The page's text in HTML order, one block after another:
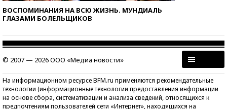
ВОСПОМИНАНИЯ НА ВСЮ ЖИЗНЬ. МУНДИАЛЬ
ГЛАЗАМИ БОЛЕЛЬЩИКОВ
© 2007 — 2026 ООО «Медиа новости»
На информационном ресурсе BFM.ru применяются рекомендательные
технологии (информационные технологии предоставления информации
на основе сбора, систематизации и анализа сведений, относящихся к
предпочтениям пользователей сети «Интернет», находящихся на